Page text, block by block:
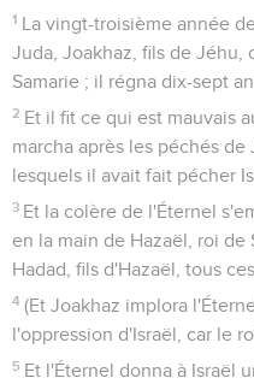
1 La vingt-troisième année
Juda, Joakhaz, fils de Jéhu,
Samarie ; il régna dix-sept
2 Et il fit ce qui est mauvais
marcha après les péchés
lesquels il avait fait pécher
3 Et la colère de l'Éternel
en la main de Hazaël, roi de
Hadad, fils d'Hazaël, tous
4 (Et Joakhaz implora
l'oppression d'Israël, car le
5 Et l'Éternel donna à Israël